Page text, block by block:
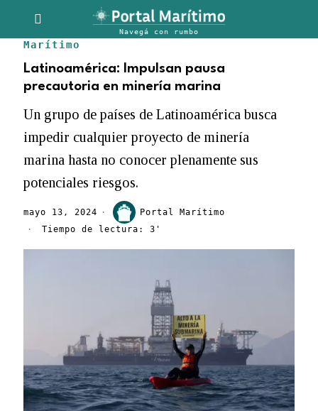
Marítimo
Latinoamérica: Impulsan pausa
precautoria en minería marina
Un grupo de países de Latinoamérica busca
impedir cualquier proyecto de minería
marina hasta no conocer plenamente sus
potenciales riesgos.
mayo 13, 2024
Portal Marítimo
Tiempo de lectura: 3'